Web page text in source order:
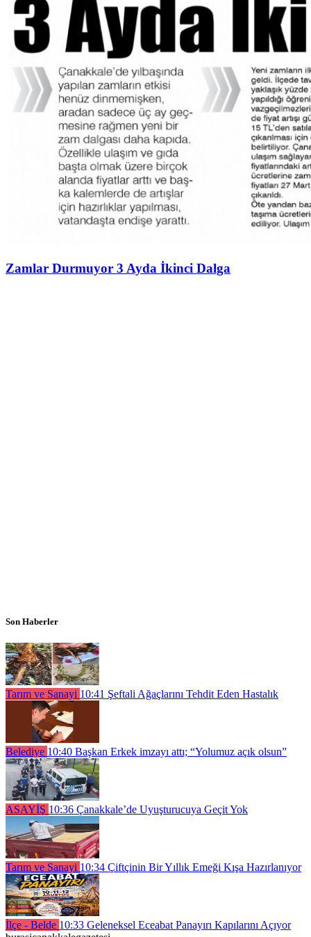
Zamlar Durmuyor 3 Ayda İkinci Dalga
Son Haberler
Tarım ve Sanayi 10:41 Şeftali Ağaçlarını Tehdit Eden Hastalık
Belediye 10:40 Başkan Erkek imzayı attı; “Yolumuz açık olsun”
ASAYİŞ 10:36 Çanakkale’de Uyuşturucuya Geçit Yok
Tarım ve Sanayi 10:34 Çiftçinin Bir Yıllık Emeği Kışa Hazırlanıyor
İlçe - Belde 10:33 Geleneksel Eceabat Panayırı Kapılarını Açıyor